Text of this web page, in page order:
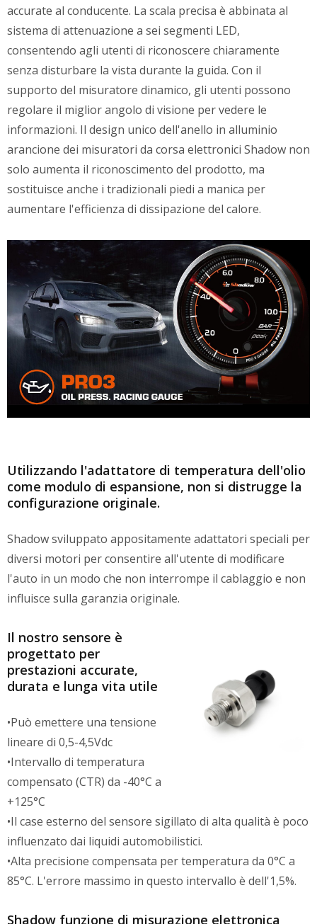
accurate al conducente. La scala precisa è abbinata al
sistema di attenuazione a sei segmenti LED,
consentendo agli utenti di riconoscere chiaramente
senza disturbare la vista durante la guida. Con il
supporto del misuratore dinamico, gli utenti possono
regolare il miglior angolo di visione per vedere le
informazioni. Il design unico dell'anello in alluminio
arancione dei misuratori da corsa elettronici Shadow non
solo aumenta il riconoscimento del prodotto, ma
sostituisce anche i tradizionali piedi a manica per
aumentare l'efficienza di dissipazione del calore.
Utilizzando l'adattatore di temperatura dell'olio
come modulo di espansione, non si distrugge la
configurazione originale.
Shadow sviluppato appositamente adattatori speciali per
diversi motori per consentire all'utente di modificare
l'auto in un modo che non interrompe il cablaggio e non
influisce sulla garanzia originale.
Il nostro sensore è
progettato per
prestazioni accurate,
durata e lunga vita utile
•Può emettere una tensione
lineare di 0,5-4,5Vdc
•Intervallo di temperatura
compensato (CTR) da -40°C a
+125°C
•Il case esterno del sensore sigillato di alta qualità è poco
influenzato dai liquidi automobilistici.
•Alta precisione compensata per temperatura da 0°C a
85°C. L'errore massimo in questo intervallo è dell'1,5%.
Shadow funzione di misurazione elettronica